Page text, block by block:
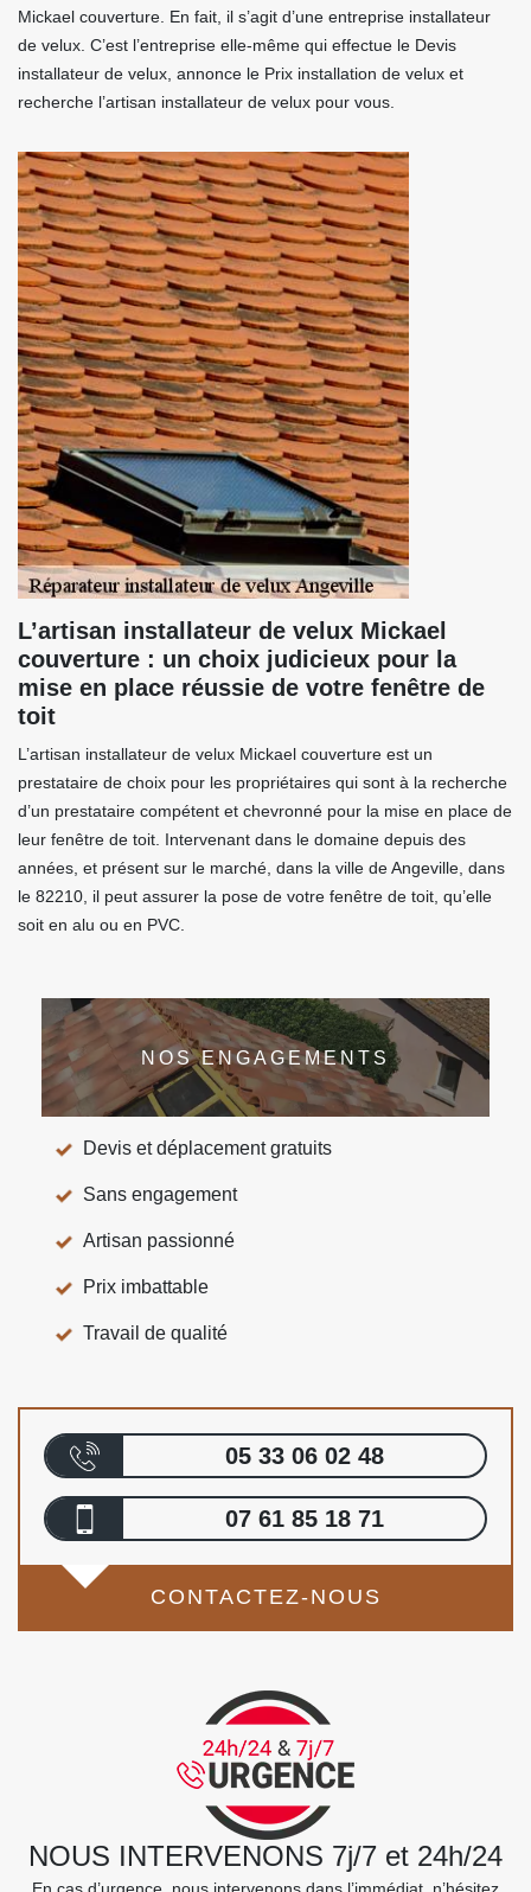
Mickael couverture. En fait, il s’agit d’une entreprise installateur
de velux. C’est l’entreprise elle-même qui effectue le Devis
installateur de velux, annonce le Prix installation de velux et
recherche l’artisan installateur de velux pour vous.
L’artisan installateur de velux Mickael
couverture : un choix judicieux pour la
mise en place réussie de votre fenêtre de
toit
L’artisan installateur de velux Mickael couverture est un
prestataire de choix pour les propriétaires qui sont à la recherche
d’un prestataire compétent et chevronné pour la mise en place de
leur fenêtre de toit. Intervenant dans le domaine depuis des
années, et présent sur le marché, dans la ville de Angeville, dans
le 82210, il peut assurer la pose de votre fenêtre de toit, qu’elle
soit en alu ou en PVC.
NOS ENGAGEMENTS
Devis et déplacement gratuits
Sans engagement
Artisan passionné
Prix imbattable
Travail de qualité
05 33 06 02 48
07 61 85 18 71
CONTACTEZ-NOUS
NOUS INTERVENONS 7j/7 et 24h/24